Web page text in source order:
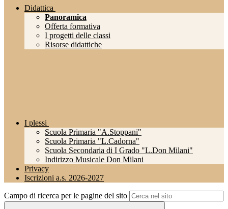
Didattica
Panoramica
Offerta formativa
I progetti delle classi
Risorse didattiche
I plessi
Scuola Primaria "A.Stoppani"
Scuola Primaria "L.Cadorna"
Scuola Secondaria di I Grado "L.Don Milani"
Indirizzo Musicale Don Milani
Privacy
Iscrizioni a.s. 2026-2027
Campo di ricerca per le pagine del sito